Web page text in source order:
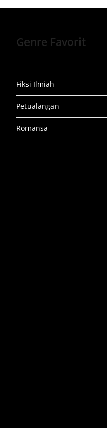
Genre Favorit
Fiksi Ilmiah
Petualangan
Romansa